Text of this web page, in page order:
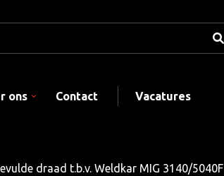
ons Contact Vacatures
draad t.b.v. Weldkar MIG 3140/5040F